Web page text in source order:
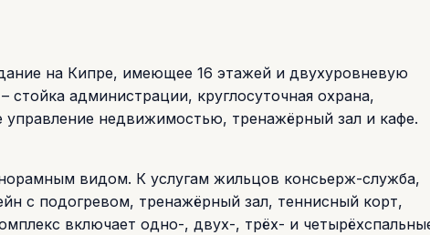
на Кипре, имеющее 16 этажей и двухуровневую
администрации, круглосуточная охрана,
недвижимостью, тренажёрный зал и кафе.
видом. К услугам жильцов консьерж-служба,
с подогревом, тренажёрный зал, теннисный корт,
включает одно-, двух-, трёх- и